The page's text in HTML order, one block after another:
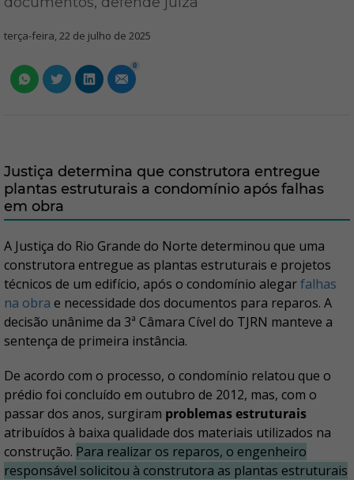
terça-feira, 22 de julho de 2025
0
Justiça determina que construtora entregue
plantas estruturais a condomínio após falhas
em obra
A Justiça do Rio Grande do Norte determinou que uma
construtora entregue as plantas estruturais e projetos
técnicos de um edifício, após o condomínio alegarfalhas
na obra e necessidade dos documentos para reparos. A
decisão unânime da 3ª Câmara Cível do TJRN manteve a
sentença de primeira instância.
De acordo com o processo, o condomínio relatou que o
prédio foi concluído em outubro de 2012, mas, com o
passar dos anos, surgiram problemas estruturais
atribuídos à baixa qualidade dos materiais utilizados na
construção. Para realizar os reparos, o engenheiro
responsável solicitou à construtora as plantas estruturais